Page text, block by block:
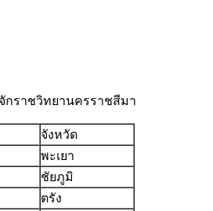
ราชวิทยานครราชสีมา
จังหวัด
พะเยา
ชัยภูมิ
ตรัง